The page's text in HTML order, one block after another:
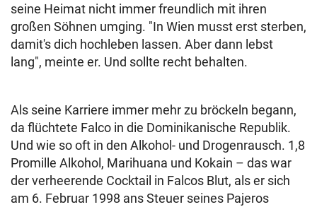
seine Heimat nicht immer freundlich mit ihren
großen Söhnen umging. "In Wien musst erst sterben,
damit's dich hochleben lassen. Aber dann lebst
lang", meinte er. Und sollte recht behalten.
Als seine Karriere immer mehr zu bröckeln begann,
da flüchtete Falco in die Dominikanische Republik.
Und wie so oft in den Alkohol- und Drogenrausch. 1,8
Promille Alkohol, Marihuana und Kokain – das war
der verheerende Cocktail in Falcos Blut, als er sich
am 6. Februar 1998 ans Steuer seines Pajeros